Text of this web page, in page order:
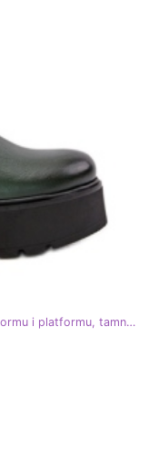
Zazoo 60498 Ženske Chelsea čizme na platformu i platformu, tamnozelene zelena